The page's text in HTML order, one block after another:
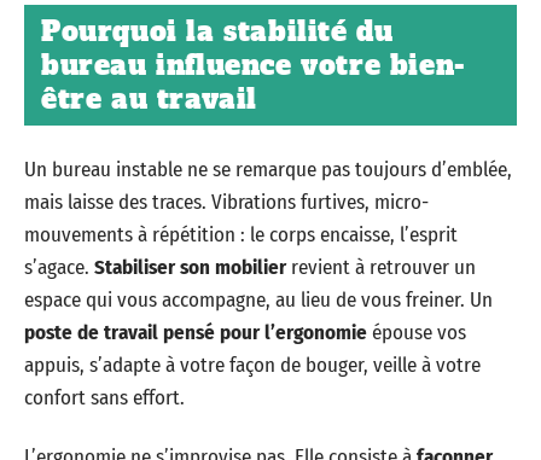
Pourquoi la stabilité du
bureau influence votre bien-
être au travail
Un bureau instable ne se remarque pas toujours d’emblée,
mais laisse des traces. Vibrations furtives, micro-
mouvements à répétition : le corps encaisse, l’esprit
s’agace. Stabiliser son mobilierrevient à retrouver un
espace qui vous accompagne, au lieu de vous freiner. Un
poste de travail pensé pour l’ergonomieépouse vos
appuis, s’adapte à votre façon de bouger, veille à votre
confort sans effort.